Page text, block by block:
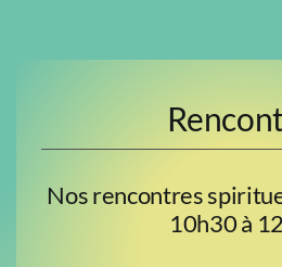
Nos rencontres
10h30 à